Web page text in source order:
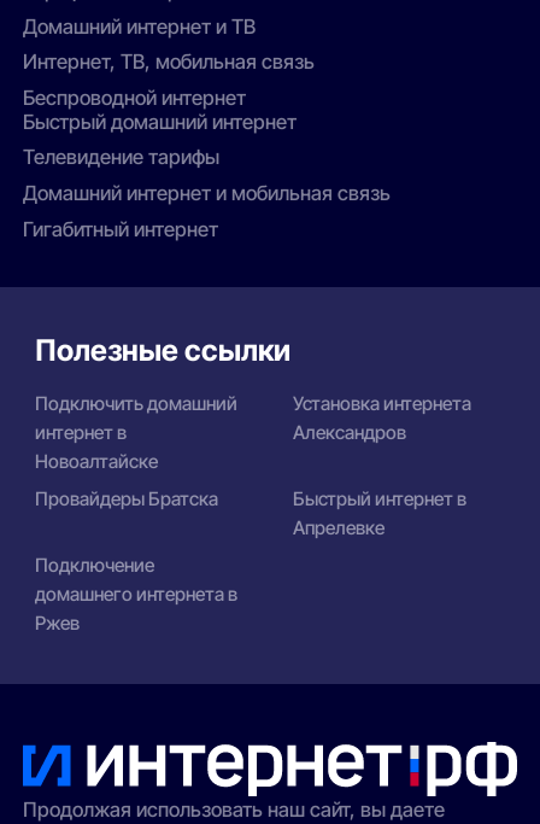
Домашний интернет и ТВ
Интернет, ТВ, мобильная связь
Беспроводной интернет
Быстрый домашний интернет
Телевидение тарифы
Домашний интернет и мобильная связь
Гигабитный интернет
Полезные ссылки
Подключить домашний
интернет в
Новоалтайске
Установка интернета
Александров
Провайдеры Братска
Быстрый интернет в
Апрелевке
Подключение
домашнего интернета в
Ржев
Продолжая использовать наш сайт, вы даете